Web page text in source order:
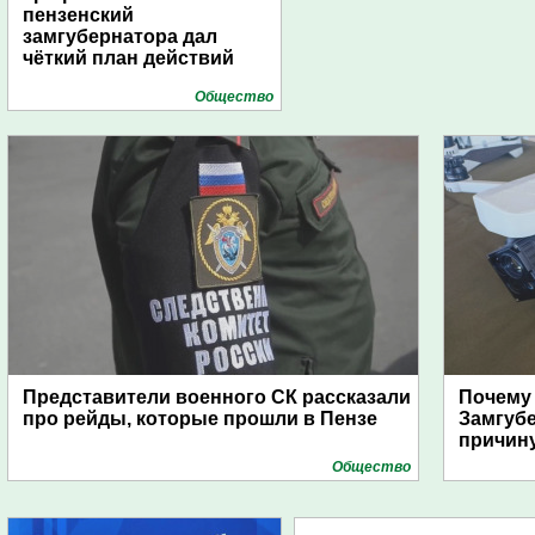
пензенский
замгубернатора дал
чёткий план действий
Общество
Представители военного СК рассказали
про рейды, которые прошли в Пензе
Общество